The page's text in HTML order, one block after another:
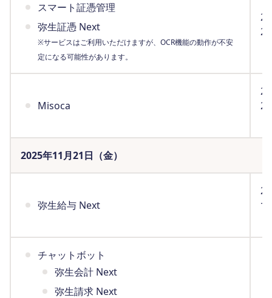
スマート証憑管理
弥生証憑 Next
※サービスはご利用いただけますが、OCR機能の動作が不安
定になる可能性があります。
Misoca
2025年11月21日（金）
弥生給与 Next
で
チャットボット
弥生会計 Next
弥生請求 Next